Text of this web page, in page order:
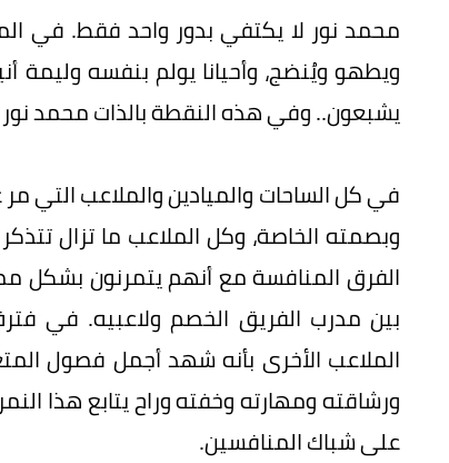
محمد نور لا يكتفي بدور واحد فقط. في
ويطهو ويُنضج، وأحيانا يولم بنفسه وليمة
يشبعون.. وفي هذه النقطة بالذات محمد نور
في كل الساحات والميادين والملاعب التي
وبصمته الخاصة، وكل الملاعب ما تزال
الفرق المنافسة مع أنهم يتمرنون بشكل
بين مدرب الفريق الخصم ولاعبيه. في
الملاعب الأخرى بأنه شهد أجمل فصول
ورشاقته ومهارته وخفته وراح يتابع هذا
على شباك المنافسين.